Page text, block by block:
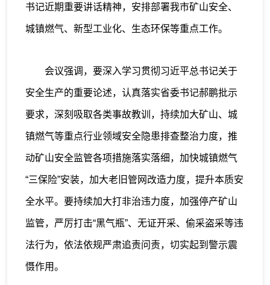
书记近期重要讲话精神，安排部署我市矿山安全、
城镇燃气、新型工业化、生态环保等重点工作。
会议强调，要深入学习贯彻习近平总书记关于
安全生产的重要论述，认真落实省委书记郝鹏批示
要求，深刻吸取各类事故教训，持续加大矿山、城
镇燃气等重点行业领域安全隐患排查整治力度，推
动矿山安全监管各项措施落实落细，加快城镇燃气
“三保险”安装，加大老旧管网改造力度，提升本质安
全水平。要持续加大打非治违力度，加强停产矿山
监管，严厉打击“黑气瓶”、无证开采、偷采盗采等违
法行为，依法依规严肃追责问责，切实起到警示震
慑作用。